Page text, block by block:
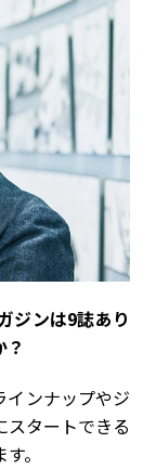
ジンは9誌あり
ンナップやジ
スタートできる
。